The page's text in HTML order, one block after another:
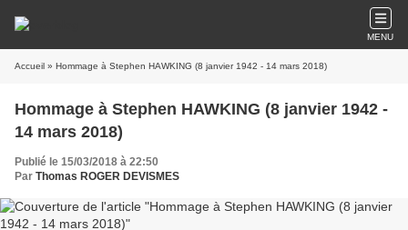
MENU
Accueil » Hommage à Stephen HAWKING (8 janvier 1942 - 14 mars 2018)
Hommage à Stephen HAWKING (8 janvier 1942 -
14 mars 2018)
Publié le 15/03/2018 à 22:50
Par Thomas ROGER DEVISMES